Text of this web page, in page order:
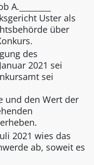
Uster als
über
des
2021 sei
sei
und den Wert der
2021 wies das
ab, soweit es